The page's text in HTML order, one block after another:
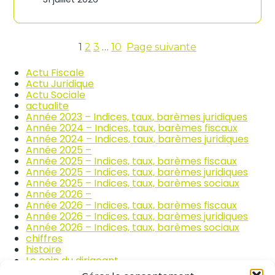
c
m
e
l
a
r
p
a
r
t
i
o
u
n
i
e
r
i
x
d
e
s
p
r
o
d
u
i
s
1 2 3 … 10 Page suivante
Actu Fiscale
Actu Juridique
Actu Sociale
actualite
Année 2023 – Indices, taux, barèmes juridiques
Année 2024 – Indices, taux, barèmes fiscaux
Année 2024 – Indices, taux, barèmes juridiques
Année 2025 –
Année 2025 – Indices, taux, barèmes fiscaux
Année 2025 – Indices, taux, barèmes juridiques
Année 2025 – Indices, taux, barèmes sociaux
Année 2026 –
Année 2026 – Indices, taux, barèmes fiscaux
Année 2026 – Indices, taux, barèmes juridiques
Année 2026 – Indices, taux, barèmes sociaux
chiffres
histoire
Le coin du dirigeant